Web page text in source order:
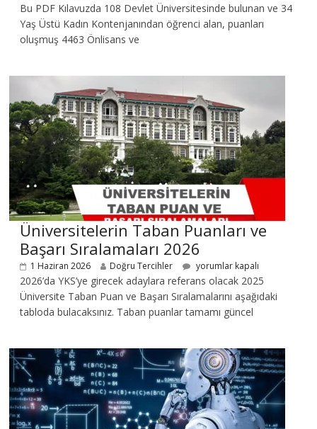
Bu PDF Kılavuzda 108 Devlet Üniversitesinde bulunan ve 34
Yaş Üstü Kadın Kontenjanından öğrenci alan, puanları
oluşmuş 4463 Önlisans ve
Üniversitelerin Taban Puanları ve
Başarı Sıralamaları 2026
1 Haziran 2026 Doğru Tercihler yorumlar kapalı
2026’da YKS’ye girecek adaylara referans olacak 2025
Üniversite Taban Puan ve Başarı Sıralamalarını aşağıdaki
tabloda bulacaksınız. Taban puanlar tamamı güncel